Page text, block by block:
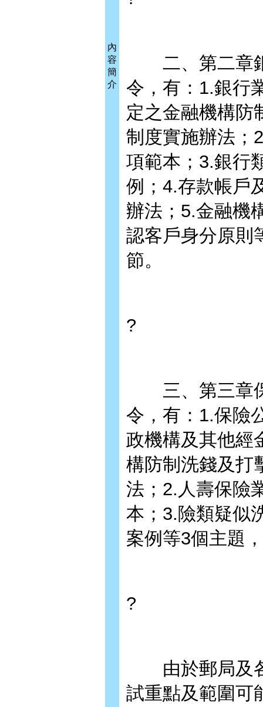
內
容
簡
介
二、第二章銀
令，有：1.銀行
定之金融機構防
制度實施辦法；
項範本；3.銀行
例；4.存款帳戶
辦法；5.金融機
認客戶身分原則
節。
?
三、第三章保
令，有：1.保險
政機構及其他經
構防制洗錢及打
法；2.人壽保險
本；3.險類疑似
案例等3個主題
?
由於郵局及各
試重點及範圍可